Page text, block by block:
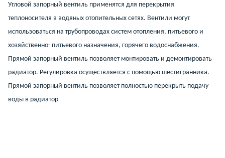
Угловой запорный вентиль применятся для перекрытия
теплоносителя в водяных отопительных сетях. Вентили могут
использоваться на трубопроводах систем отопления, питьевого и
хозяйственно- питьевого назначения, горячего водоснабжения.
Прямой запорный вентиль позволяет монтировать и демонтировать
радиатор. Регулировка осуществляется с помощью шестигранника.
Прямой запорный вентиль позволяет полностью перекрыть подачу
воды в радиатор